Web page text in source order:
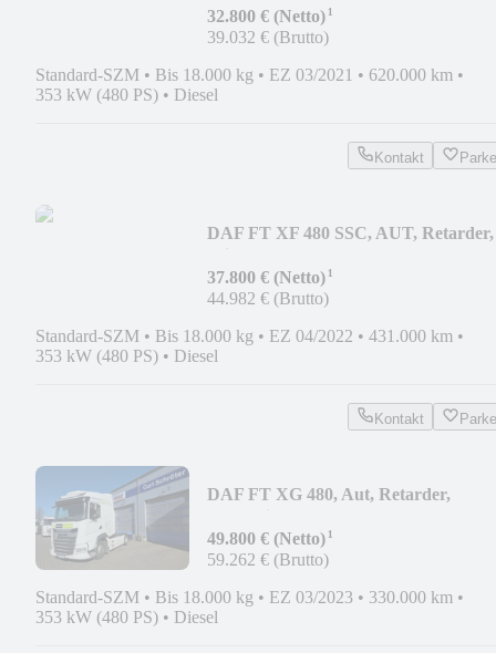
32.800 € (Netto)¹
39.032 € (Brutto)
Standard-SZM • Bis 18.000 kg • EZ 03/2021 • 620.000 km •
353 kW (480 PS) • Diesel
Kontakt
DAF FT XF 480 SSC, AUT, Retarder,
37.800 € (Netto)¹
44.982 € (Brutto)
Standard-SZM • Bis 18.000 kg • EZ 04/2022 • 431.000 km •
353 kW (480 PS) • Diesel
Kontakt
DAF FT XG 480, Aut, Retarder,
49.800 € (Netto)¹
59.262 € (Brutto)
Standard-SZM • Bis 18.000 kg • EZ 03/2023 • 330.000 km •
353 kW (480 PS) • Diesel